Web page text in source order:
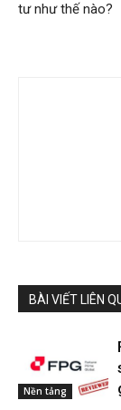
tư như thế nào?
BÀI VIẾT LIÊN
Nền tảng